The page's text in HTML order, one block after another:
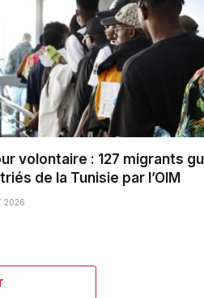
volontaire : 127 migrants
de la Tunisie par l’OIM
2026